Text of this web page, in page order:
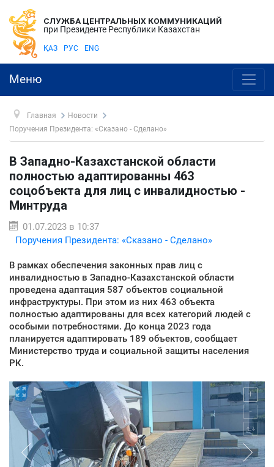
СЛУЖБА ЦЕНТРАЛЬНЫХ КОММУНИКАЦИЙ
при Президенте Республики Казахстан
ҚАЗ РУС ENG
Меню
Главная
Новости
Поручения Президента: «Сказано - Сделано»
В Западно-Казахстанской области
полностью адаптированны 463
соцобъекта для лиц с инвалидностью -
Минтруда
01.07.2023 в 10:37
Поручения Президента: «Сказано - Сделано»
В рамках обеспечения законных прав лиц с
инвалидностью в Западно-Казахстанской области
проведена адаптация 587 объектов социальной
инфраструктуры. При этом из них 463 объекта
полностью адаптированы для всех категорий людей с
особыми потребностями. До конца 2023 года
планируется адаптировать 189 объектов, сообщает
Министерство труда и социальной защиты населения
РК.